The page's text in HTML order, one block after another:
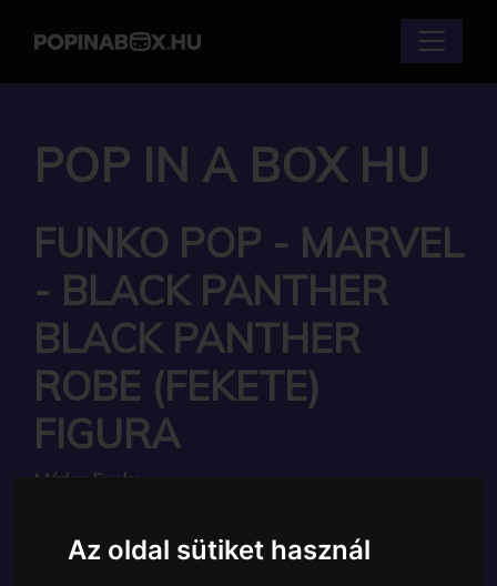
Az oldal sütiket használ
POP IN A BOX HU
FUNKO POP - MARVEL
- BLACK PANTHER
BLACK PANTHER
ROBE (FEKETE)
FIGURA
Márka: Funko
Ára:4687 Ft